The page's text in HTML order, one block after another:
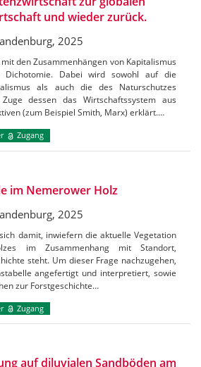
und wieder zurück.
2025
den Zusammenhängen von Kapitalismus
Dichotomie. Dabei wird sowohl auf die
als auch die des Naturschutzes
dessen das Wirtschaftssystem aus
(zum Beispiel Smith, Marx) erklärt.…
Zugang
im Nemerower Holz
2025
damit, inwiefern die aktuelle Vegetation
im Zusammenhang mit Standort,
steht. Um dieser Frage nachzugehen,
angefertigt und interpretiert, sowie
zur Forstgeschichte…
Zugang
auf diluvialen Sandböden am